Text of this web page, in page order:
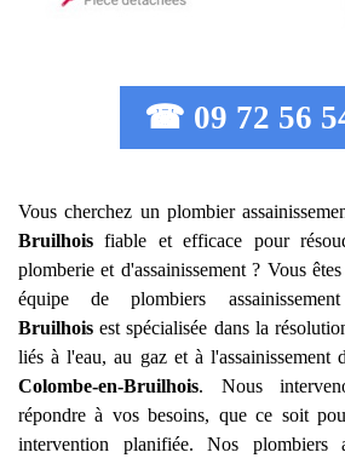
☎ 09 72 56
Vous cherchez un plombier
Bruilhois fiable et efficace pour
plomberie et d'assainissement ? Vous
équipe de plombiers
Bruilhois est spécialisée dans la
liés à l'eau, au gaz et à l'assainissement
Colombe-en-Bruilhois. Nous
répondre à vos besoins, que ce soit
intervention planifiée. Nos plombiers